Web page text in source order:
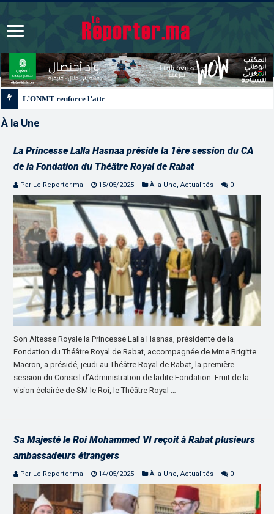
L’ONMT renforce l’attractivité des régions grâce à une connectivité
À la Une
La Princesse Lalla Hasnaa préside la 1ère session du CA
de la Fondation du Théâtre Royal de Rabat
Par Le Reporter.ma 15/05/2025 À la Une,Actualités 0
Son Altesse Royale la Princesse Lalla Hasnaa, présidente de la
Fondation du Théâtre Royal de Rabat, accompagnée de Mme Brigitte
Macron, a présidé, jeudi au Théâtre Royal de Rabat, la première
session du Conseil d’Administration de ladite Fondation. Fruit de la
vision éclairée de SM le Roi, le Théâtre Royal …
Sa Majesté le Roi Mohammed VI reçoit à Rabat plusieurs
ambassadeurs étrangers
Par Le Reporter.ma 14/05/2025 À la Une,Actualités 0